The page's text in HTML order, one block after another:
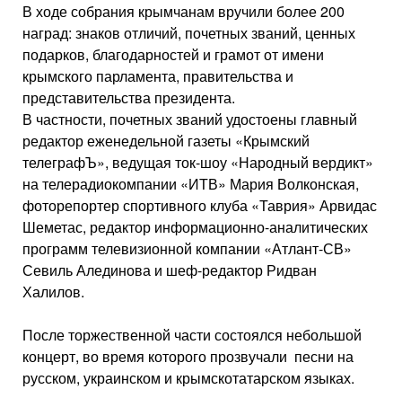
В ходе собрания крымчанам вручили более 200
наград: знаков отличий, почетных званий, ценных
подарков, благодарностей и грамот от имени
крымского парламента, правительства и
представительства президента.
В частности, почетных званий удостоены главный
редактор еженедельной газеты «Крымский
телеграфЪ», ведущая ток-шоу «Народный вердикт»
на телерадиокомпании «ИТВ» Мария Волконская,
фоторепортер спортивного клуба «Таврия» Арвидас
Шеметас, редактор информационно-аналитических
программ телевизионной компании «Атлант-СВ»
Севиль Алединова и шеф-редактор Ридван
Халилов.
После торжественной части состоялся небольшой
концерт, во время которого прозвучали песни на
русском, украинском и крымскотатарском языках.